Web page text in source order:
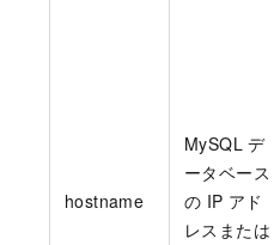
hostname
MySQL デ
ータベース
の IP アド
レスまたは